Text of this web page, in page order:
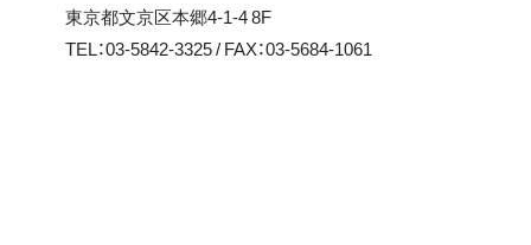
東京都文京区本郷4-1-4 8F
TEL：03-5842-3325 / FAX：03-5684-1061